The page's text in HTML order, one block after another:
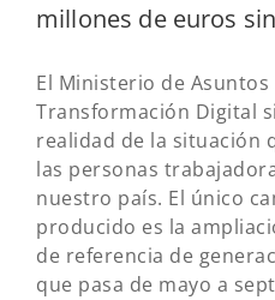
millones de euros
El Ministerio de Asuntos
Transformación Digital
realidad de la situación
las personas
nuestro país. El único
producido es la
de referencia de
que pasa de mayo a